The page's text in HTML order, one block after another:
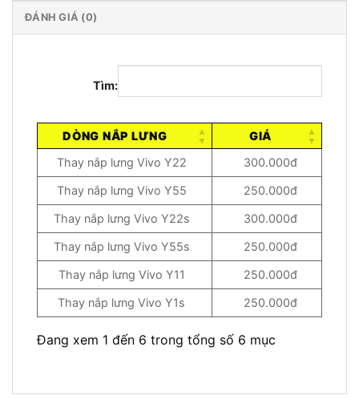
ĐÁNH GIÁ (0)
Tìm:
DÒNG NẮP LƯNG
GIÁ
Thay nắp lưng Vivo Y22
300.000đ
Thay nắp lưng Vivo Y55 250.000đ
Thay nắp lưng Vivo Y22s 300.000đ
Thay nắp lưng Vivo Y55s 250.000đ
Thay nắp lưng Vivo Y11 250.000đ
Thay nắp lưng Vivo Y1s 250.000đ
Đang xem 1 đến 6 trong tổng số 6 mục